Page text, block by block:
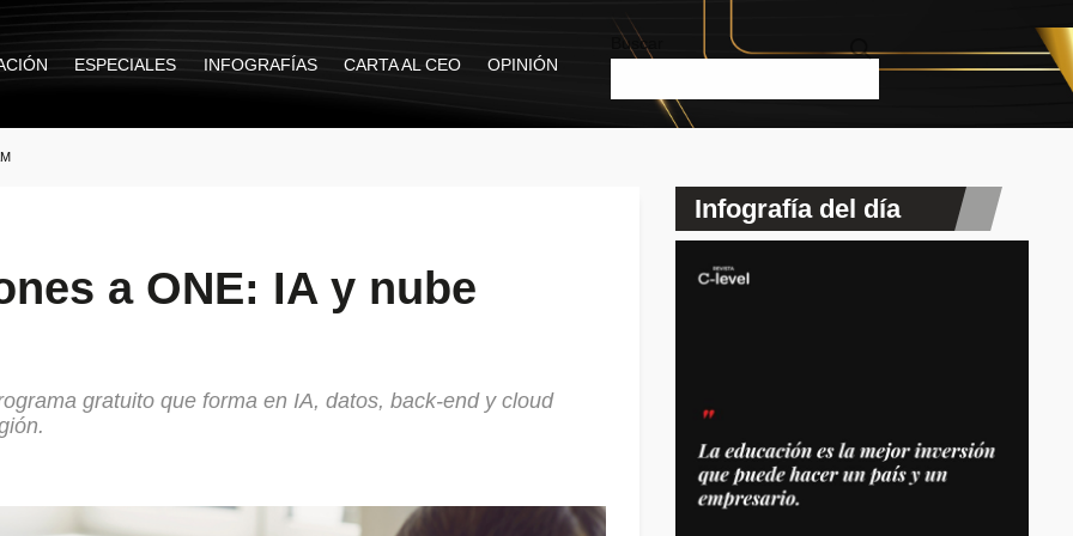
ESPECIALES INFOGRAFÍAS CARTA AL CEO OPINIÓN
Buscar
a ONE: IA y nube
gratuito que forma en IA, datos, back-end y cloud
Infografía del día